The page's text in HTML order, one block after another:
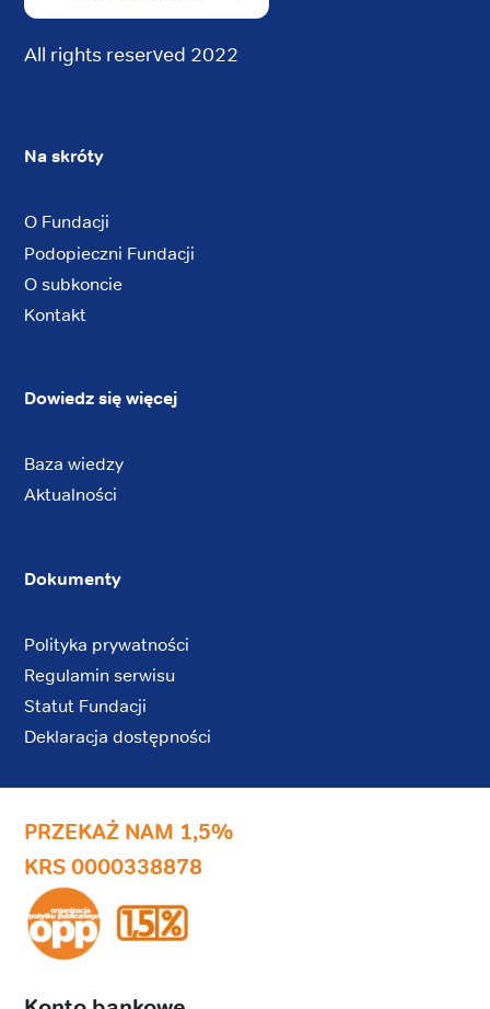
All rights reserved 2022
Na skróty
O Fundacji
Podopieczni Fundacji
O subkoncie
Kontakt
Dowiedz się więcej
Baza wiedzy
Aktualności
Dokumenty
Polityka prywatności
Regulamin serwisu
Statut Fundacji
Deklaracja dostępności
PRZEKAŻ NAM 1,5%
KRS 0000338878